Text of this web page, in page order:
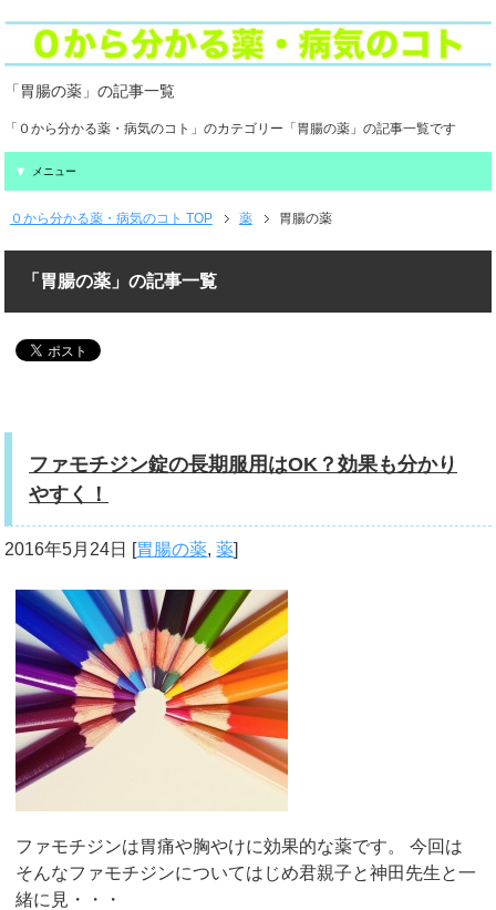
「胃腸の薬」の記事一覧
「０から分かる薬・病気のコト」のカテゴリー「胃腸の薬」の記事一覧です
メニュー
０から分かる薬・病気のコト TOP 薬 胃腸の薬
「胃腸の薬」の記事一覧
ファモチジン錠の長期服用はOK？効果も分かり
やすく！
2016年5月24日 [胃腸の薬,薬]
ファモチジンは胃痛や胸やけに効果的な薬です。 今回は
そんなファモチジンについてはじめ君親子と神田先生と一
緒に見・・・